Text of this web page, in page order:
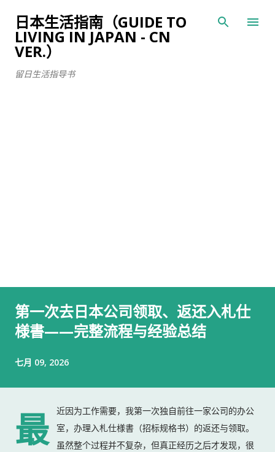
跳至主要内容
日本生活指南（GUIDE TO
LIVING IN JAPAN - CN
VER.）
留日生活指导书
第一次去日本公司领取、返还入札仕
様書——完整流程与经验总结
七月 09, 2026
最
近因为工作需要，我第一次独自前往一家公司的办公
室，办理入札仕様書（招标规格书）的返还与领取。
虽然整个过程并不复杂，但真正经历之后才发现，很